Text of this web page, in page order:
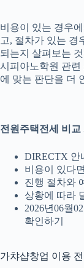
비용이 있는 경우
고, 절차가 있는 경
되는지 살펴보는
시피아노학원 관
에 맞는 판단을 더
전원주택전세 비교
DIRECTX 안
비용이 있다
진행 절차와
상황에 따라
2026년06월
확인하기
가챠샵창업 이용